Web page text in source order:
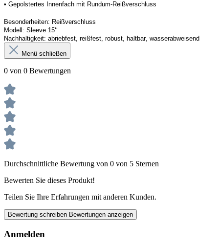
• Gepolstertes Innenfach mit Rundum-Reißverschluss
Besonderheiten: Reißverschluss
Modell: Sleeve 15‘‘
Nachhaltigkeit: abriebfest, reißfest, robust, haltbar, wasserabweisend
Menü schließen
0 von 0 Bewertungen
Durchschnittliche Bewertung von 0 von 5 Sternen
Bewerten Sie dieses Produkt!
Teilen Sie Ihre Erfahrungen mit anderen Kunden.
Bewertung schreiben Bewertungen anzeigen
Anmelden